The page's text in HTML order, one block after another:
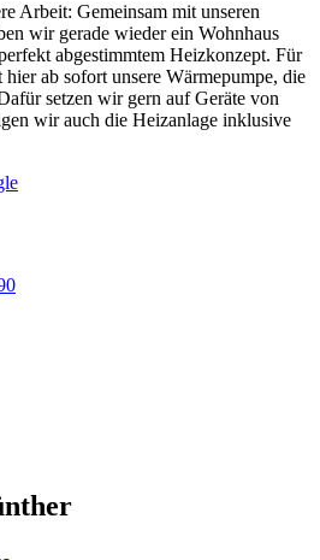
Arbeit: Gemeinsam mit unseren
wir gerade wieder ein Wohnhaus
abgestimmtem Heizkonzept. Für
ab sofort unsere Wärmepumpe, die
setzen wir gern auf Geräte von
wir auch die Heizanlage inklusive